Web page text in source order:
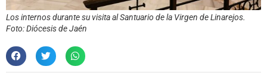
Los internos durante su visita al Santuario de la Virgen de Linarejos.
Foto: Diócesis de Jaén